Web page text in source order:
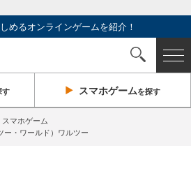
めるオンラインゲームを紹介！
す スマホゲームを探す
スマホゲーム
・ワールド）ワルツー